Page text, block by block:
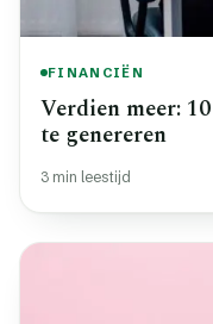
FINANCIËN
Verdien meer:
te genereren
3 min leestijd